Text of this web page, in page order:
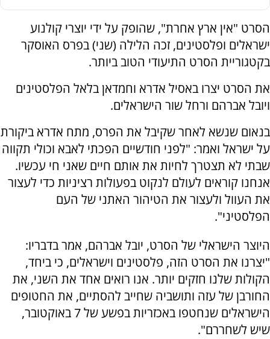
הסרט "אין ארץ אחרת", שהופק על ידי יוצרי קולנוע
ישראלים ופלסטינים, זכה הלילה (שני) בפרס האוסקר
בקטגוריית הסרט התיעודי הטוב ביותר.
את הסרט יצרו באסיל אדרא וחמדאן בלאל הפלסטינים
ויובל אברהם ורחל שור הישראלים.
בנאום שנשא לאחר שקיבל את הפרס, מתח אדרא ביקורת
על ישראל ואמר: "לפני חודשיים הפכתי לאבא וכולי תקווה
שבתי לא תצטרך לחיות את אותם חיים שאני חי עכשיו.
אנחנו קוראים לעולם לנקוט בפעולות רציניות כדי לעצור
את העוול ולעצור את הטיהור האתני של העם
הפלסטיני".
היוצר הישראלי של הסרט, יובל אברהם, אמר בדבריו:
"יצרנו את הסרט הזה, פלסטינים וישראלים, כי ביחד,
הקולות שלנו חזקים יותר. אנו רואים אחד את השני, את
החורבן של עזה ותושביה שחייב להסתיים, את החטופים
הישראלים שנחטפו באכזריות בפשע של 7 באוקטובר,
שיש לשחררם".